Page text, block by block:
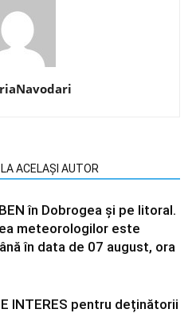
LA ACELAȘI AUTOR
în Dobrogea și pe litoral.
meteorologilor este
în data de 07 august, ora
INTERES pentru deținătorii